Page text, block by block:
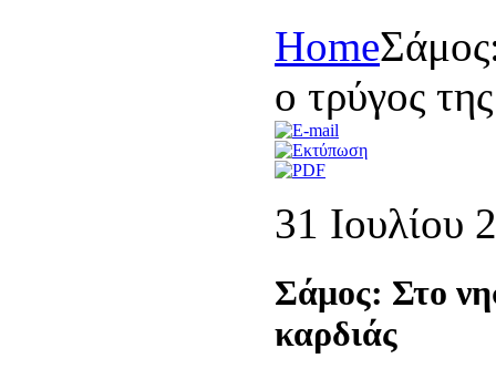
Home
ο τρύγος
31 Ιουλίου
Σάμος: Στο
καρδιάς